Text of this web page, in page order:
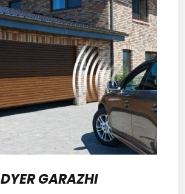
DYER GARAZHI